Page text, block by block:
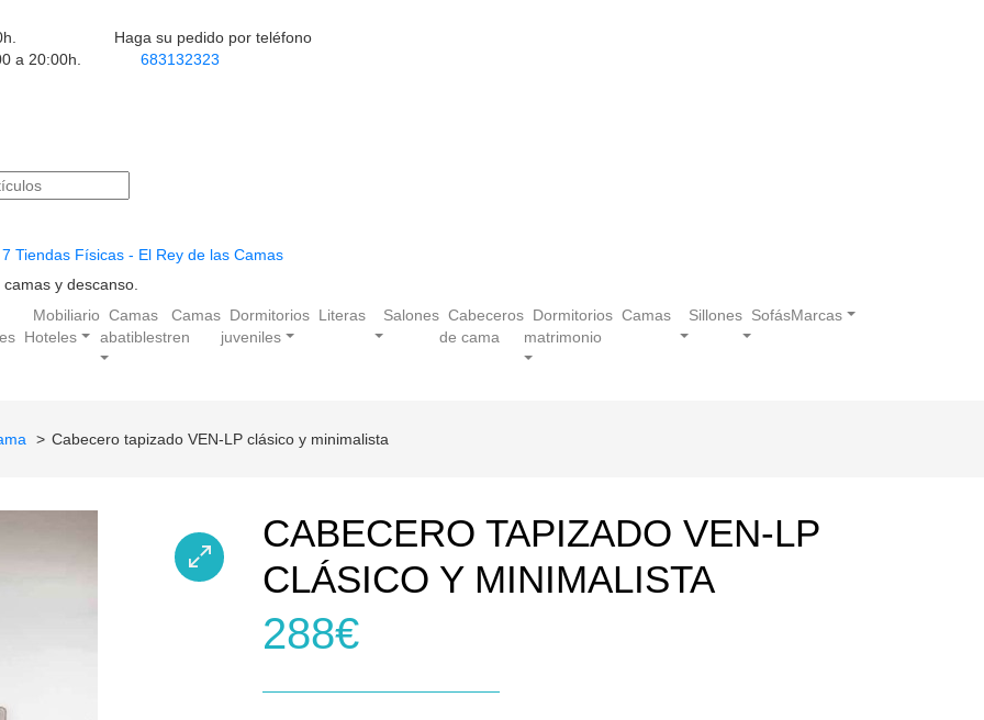
a 20:00h.
Haga su pedido por teléfono
683132323
Tiendas Físicas - El Rey de las Camas
y descanso.
Mobiliario
Hoteles
Camas
abatibles
Camas
tren
Dormitorios
juveniles
Literas Salones Cabeceros
de cama
Dormitorios
matrimonio
Camas Sillones SofásMarcas
Cabecero tapizado VEN-LP clásico y minimalista
CABECERO TAPIZADO VEN-LP
CLÁSICO Y MINIMALISTA
288€